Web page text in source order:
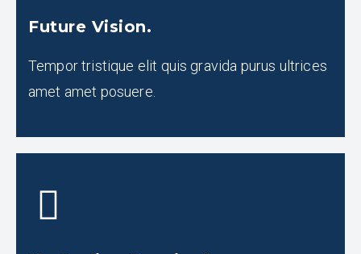
Future Vision.
Tempor tristique elit quis gravida purus ultrices
amet amet posuere.